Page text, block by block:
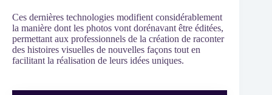
Ces dernières technologies modifient considérablement
la manière dont les photos vont dorénavant être éditées,
permettant aux professionnels de la création de raconter
des histoires visuelles de nouvelles façons tout en
facilitant la réalisation de leurs idées uniques.